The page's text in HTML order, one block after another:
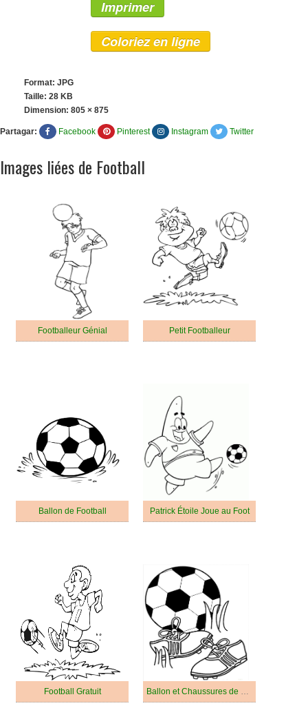
Imprimer
Coloriez en ligne
Format: JPG
Taille: 28 KB
Dimension: 805 × 875
Partagar: Facebook Pinterest Instagram Twitter
Images liées de Football
Footballeur Génial Petit Footballeur
Ballon de Football Patrick Étoile Joue au Foot
Football Gratuit Ballon et Chaussures de Football